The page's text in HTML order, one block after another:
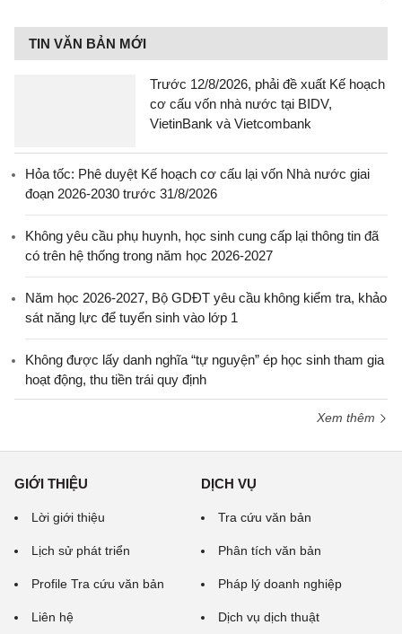
TIN VĂN BẢN MỚI
Trước 12/8/2026, phải đề xuất Kế hoạch
cơ cấu vốn nhà nước tại BIDV,
VietinBank và Vietcombank
Hỏa tốc: Phê duyệt Kế hoạch cơ cấu lại vốn Nhà nước giai
đoạn 2026-2030 trước 31/8/2026
Không yêu cầu phụ huynh, học sinh cung cấp lại thông tin đã
có trên hệ thống trong năm học 2026-2027
Năm học 2026-2027, Bộ GDĐT yêu cầu không kiểm tra, khảo
sát năng lực để tuyển sinh vào lớp 1
Không được lấy danh nghĩa “tự nguyện” ép học sinh tham gia
hoạt động, thu tiền trái quy định
Xem thêm
GIỚI THIỆU
Lời giới thiệu
Lịch sử phát triển
Profile Tra cứu văn bản
Liên hệ
DỊCH VỤ
Tra cứu văn bản
Phân tích văn bản
Pháp lý doanh nghiệp
Dịch vụ dịch thuật